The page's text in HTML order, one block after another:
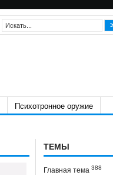
Психотронное оружие
ТЕМЫ
Главная тема 388